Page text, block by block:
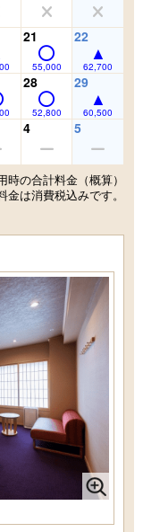
21
55,000
22
62,700
28
52,800
29
60,500
4 5
時の合計料金（概算）
金は消費税込みです。